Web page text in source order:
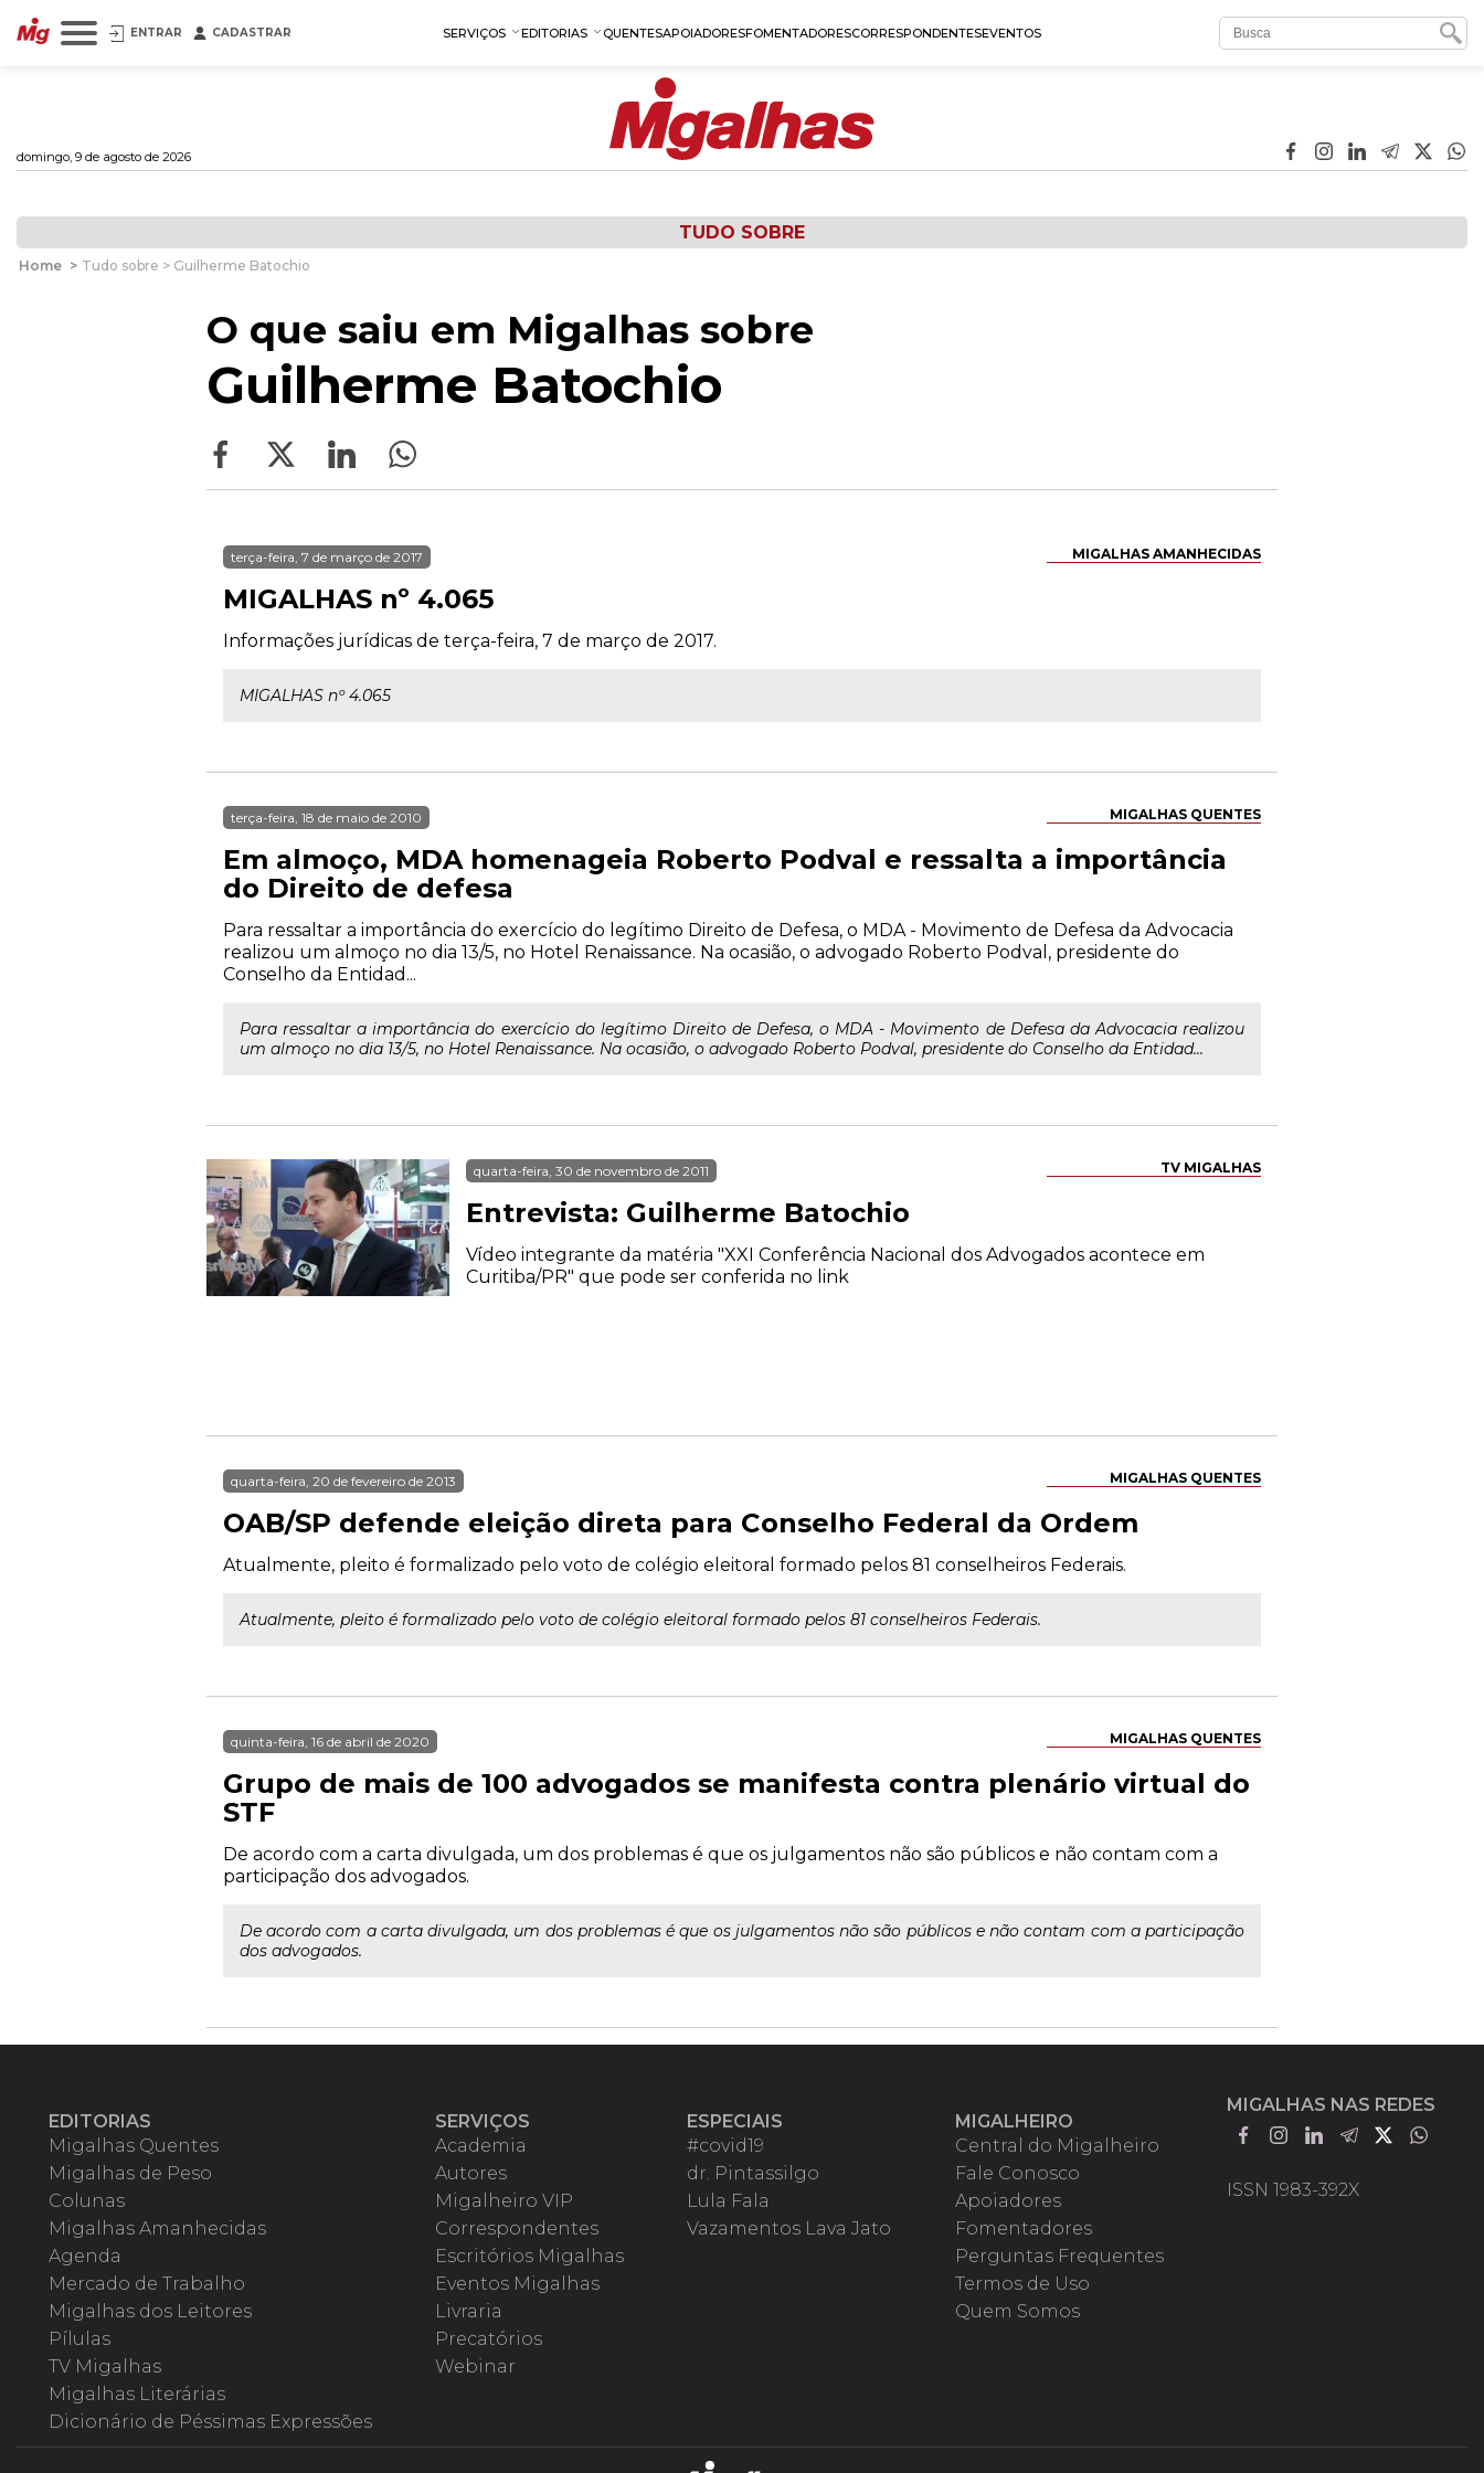
ENTRAR CADASTRAR SERVIÇOS EDITORIAS QUENTESAPOIADORESFOMENTADORESCORRESPONDENTESEVENTOS
domingo, 9 de agosto de 2026
TUDO SOBRE
Home > Tudo sobre > Guilherme Batochio
O que saiu em Migalhas sobre
Guilherme Batochio
MIGALHAS AMANHECIDAS
terça-feira, 7 de março de 2017
MIGALHAS nº 4.065
Informações jurídicas de terça-feira, 7 de março de 2017.
MIGALHAS nº 4.065
MIGALHAS QUENTES
terça-feira, 18 de maio de 2010
Em almoço, MDA homenageia Roberto Podval e ressalta a importância
do Direito de defesa
Para ressaltar a importância do exercício do legítimo Direito de Defesa, o MDA - Movimento de Defesa da Advocacia
realizou um almoço no dia 13/5, no Hotel Renaissance. Na ocasião, o advogado Roberto Podval, presidente do
Conselho da Entidad...
Para ressaltar a importância do exercício do legítimo Direito de Defesa, o MDA - Movimento de Defesa da Advocacia realizou
um almoço no dia 13/5, no Hotel Renaissance. Na ocasião, o advogado Roberto Podval, presidente do Conselho da Entidad...
TV MIGALHAS
quarta-feira, 30 de novembro de 2011
Entrevista: Guilherme Batochio
Vídeo integrante da matéria "XXI Conferência Nacional dos Advogados acontece em
Curitiba/PR" que pode ser conferida no link
MIGALHAS QUENTES
quarta-feira, 20 de fevereiro de 2013
OAB/SP defende eleição direta para Conselho Federal da Ordem
Atualmente, pleito é formalizado pelo voto de colégio eleitoral formado pelos 81 conselheiros Federais.
Atualmente, pleito é formalizado pelo voto de colégio eleitoral formado pelos 81 conselheiros Federais.
MIGALHAS QUENTES
quinta-feira, 16 de abril de 2020
Grupo de mais de 100 advogados se manifesta contra plenário virtual do
STF
De acordo com a carta divulgada, um dos problemas é que os julgamentos não são públicos e não contam com a
participação dos advogados.
De acordo com a carta divulgada, um dos problemas é que os julgamentos não são públicos e não contam com a participação
dos advogados.
EDITORIAS
Migalhas Quentes
Migalhas de Peso
Colunas
Migalhas Amanhecidas
Agenda
Mercado de Trabalho
Migalhas dos Leitores
Pílulas
TV Migalhas
Migalhas Literárias
Dicionário de Péssimas Expressões
SERVIÇOS
Academia
Autores
Migalheiro VIP
Correspondentes
Escritórios Migalhas
Eventos Migalhas
Livraria
Precatórios
Webinar
ESPECIAIS
#covid19
dr. Pintassilgo
Lula Fala
Vazamentos Lava Jato
MIGALHEIRO
Central do Migalheiro
Fale Conosco
Apoiadores
Fomentadores
Perguntas Frequentes
Termos de Uso
Quem Somos
MIGALHAS NAS REDES
ISSN 1983-392X